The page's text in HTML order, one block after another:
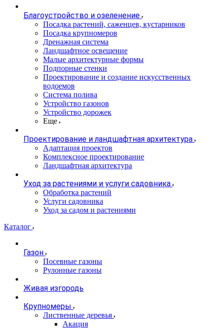
Благоустройство и озеленение
Посадка растений, саженцев, кустарников
Посадка крупномеров
Дренажная система
Ландшафтное освещение
Малые архитектурные формы
Подпорные стенки
Проектирование и создание искусственных
водоемов
Система полива
Устройство газонов
Устройство дорожек
Еще
Проектирование и ландшафтная архитектура
Адаптация проектов
Комплексное проектирование
Ландшафтная архитектура
Уход за растениями и услуги садовника
Обработка растений
Услуги садовника
Уход за садом и растениями
Каталог
Газон
Посевные газоны
Рулонные газоны
Живая изгородь
Крупномеры
Лиственные деревья
Акация